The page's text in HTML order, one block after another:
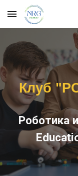
Skip to main content
Клуб
Роботика